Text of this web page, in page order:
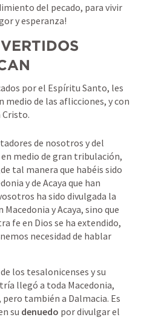
del pecado, para vivir
y esperanza!
por el Espíritu Santo, les
medio de las aflicciones, y con
de nosotros y del
medio de gran tribulación,
tal manera que habéis sido
y de Acaya que han
ha sido divulgada la
y Acaya, sino que
fe en Dios se ha extendido,
necesidad de hablar
los tesalonicenses y su
llegó a toda Macedonia,
pero también a Dalmacia. Es
su denuedo por divulgar el